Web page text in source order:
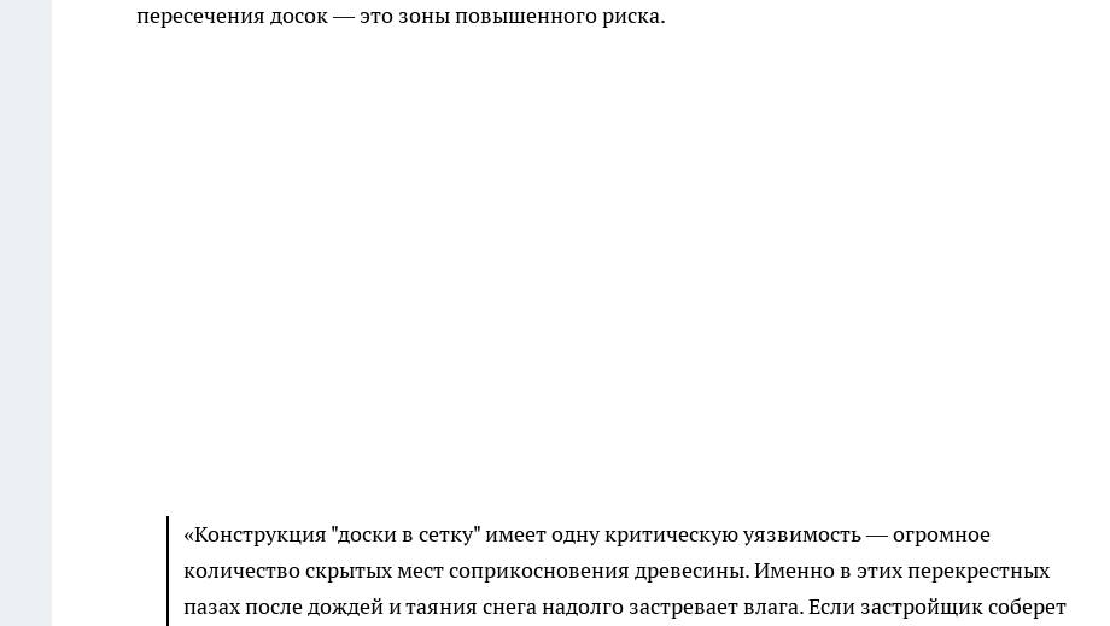
пересечения досок — это зоны повышенного риска.
«Конструкция "доски в сетку" имеет одну критическую уязвимость — огромное
количество скрытых мест соприкосновения древесины. Именно в этих перекрестных
пазах после дождей и таяния снега надолго застревает влага. Если застройщик соберет